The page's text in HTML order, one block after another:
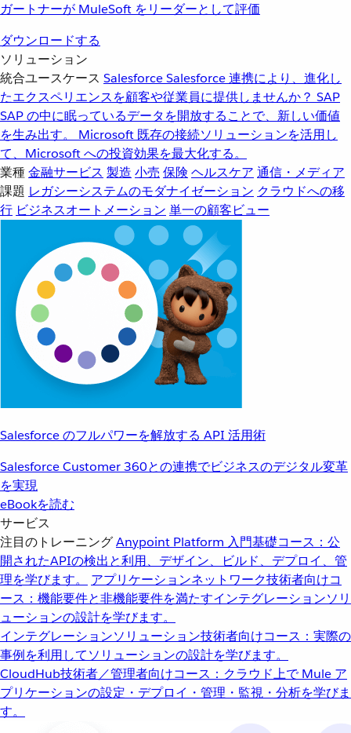
ガートナーが MuleSoft をリーダーとして評価
ダウンロードする
ソリューション
統合ユースケース SalesforceSalesforce 連携により、進化し
たエクスペリエンスを顧客や従業員に提供しませんか？ SAP
SAP の中に眠っているデータを開放することで、新しい価値
を生み出す。
Microsoft 既存の接続ソリューションを活用し
て、Microsoft への投資効果を最大化する。
業種金融サービス 製造 小売 保険 ヘルスケア 通信・メディア
課題 レガシーシステムのモダナイゼーション クラウドへの移
行 ビジネスオートメーション 単一の顧客ビュー
Salesforce のフルパワーを解放する API 活用術
Salesforce Customer 360との連携でビジネスのデジタル変革
を実現
eBookを読む
サービス
注目のトレーニングAnypoint Platform 入門基礎コース：公
開されたAPIの検出と利用、デザイン、ビルド、デプロイ、管
理を学びます。
アプリケーションネットワーク技術者向けコ
ース：機能要件と非機能要件を満たすインテグレーションソリ
ューションの設計を学びます。
インテグレーションソリューション技術者向けコース：実際の
事例を利用してソリューションの設計を学びます。
CloudHub技術者／管理者向けコース：クラウド上で Mule ア
プリケーションの設定・デプロイ・管理・監視・分析を学びま
す。